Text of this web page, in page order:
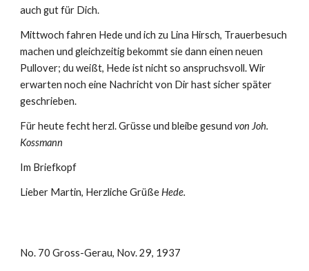
auch gut für Dich.
Mittwoch fahren Hede und ich zu Lina Hirsch, Trauerbesuch
machen und gleichzeitig bekommt sie dann einen neuen
Pullover; du weißt, Hede ist nicht so anspruchsvoll. Wir
erwarten noch eine Nachricht von Dir hast sicher später
geschrieben.
Für heute fecht herzl. Grüsse und bleibe gesund von Joh.
Kossmann
Im Briefkopf
Lieber Martin, Herzliche Grüße Hede.
No. 70 Gross-Gerau, Nov. 29, 1937